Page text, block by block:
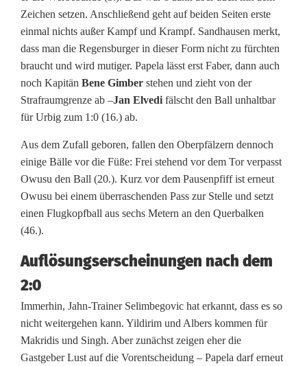
Zeichen setzen. Anschließend geht auf beiden Seiten erste
einmal nichts außer Kampf und Krampf. Sandhausen merkt,
dass man die Regensburger in dieser Form nicht zu fürchten
braucht und wird mutiger. Papela lässt erst Faber, dann auch
noch Kapitän Bene Gimber stehen und zieht von der
Strafraumgrenze ab –Jan Elvedi fälscht den Ball unhaltbar
für Urbig zum 1:0 (16.) ab.
Aus dem Zufall geboren, fallen den Oberpfälzern dennoch
einige Bälle vor die Füße: Frei stehend vor dem Tor verpasst
Owusu den Ball (20.). Kurz vor dem Pausenpfiff ist erneut
Owusu bei einem überraschenden Pass zur Stelle und setzt
einen Flugkopfball aus sechs Metern an den Querbalken
(46.).
Auflösungserscheinungen nach dem
2:0
Immerhin, Jahn-Trainer Selimbegovic hat erkannt, dass es so
nicht weitergehen kann. Yildirim und Albers kommen für
Makridis und Singh. Aber zunächst zeigen eher die
Gastgeber Lust auf die Vorentscheidung – Papela darf erneut